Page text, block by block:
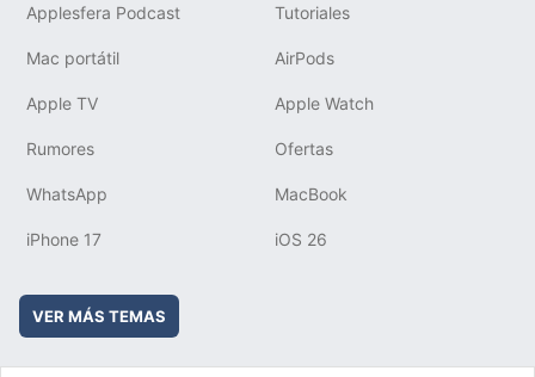
Applesfera Podcast Tutoriales
Mac portátil AirPods
Apple TV Apple Watch
Rumores Ofertas
WhatsApp MacBook
iPhone 17 iOS 26
VER MÁS TEMAS